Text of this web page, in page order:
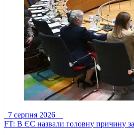
7 серпня 2026
FT: В ЄС назвали головну причину